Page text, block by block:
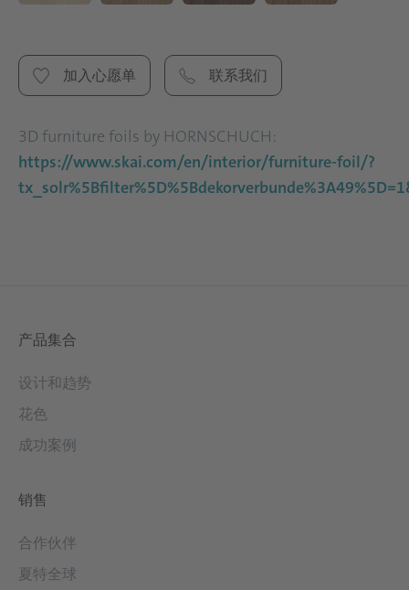
加入心愿单 联系我们
3D furniture foils by HORNSCHUCH:
https://www.skai.com/en/interior/furniture-foil/?
产品集合
设计和趋势
花色
成功案例
销售
合作伙伴
夏特全球